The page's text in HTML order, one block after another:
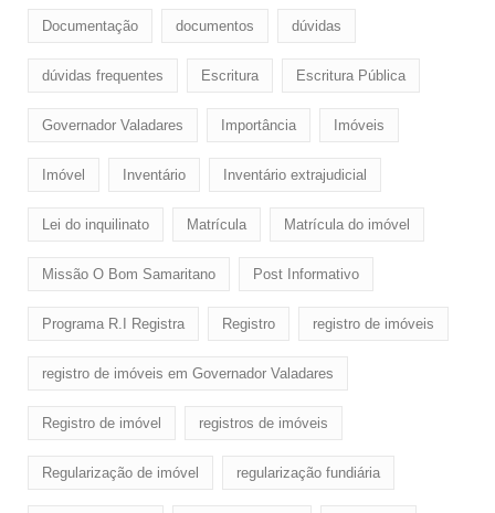
Documentação documentos dúvidas
dúvidas frequentes Escritura Escritura Pública
Governador Valadares Importância Imóveis
Imóvel Inventário Inventário extrajudicial
Lei do inquilinato Matrícula Matrícula do imóvel
Missão O Bom Samaritano Post Informativo
Programa R.I Registra Registro registro de imóveis
registro de imóveis em Governador Valadares
Registro de imóvel registros de imóveis
Regularização de imóvel regularização fundiária